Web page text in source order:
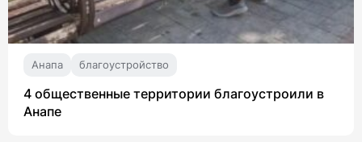
Анапа благоустройство
4 общественные территории благоустроили в
Анапе